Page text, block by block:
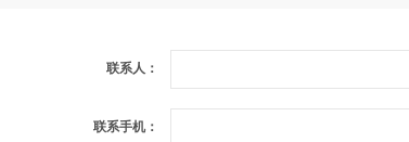
联系人：
联系手机：